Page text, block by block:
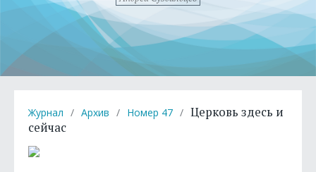
Журнал / Архив / Номер 47 / Церковь здесь и
сейчас